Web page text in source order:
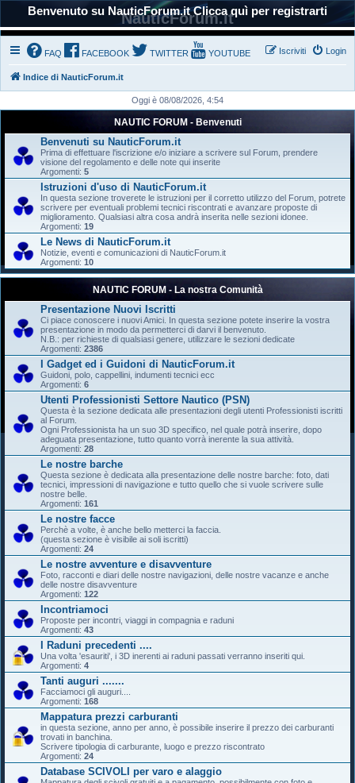
Benvenuto su NauticForum.it Clicca quì per registrarti
NauticForum.it
FAQ FACEBOOK TWITTER YOUTUBE Login
Iscriviti
Indice di NauticForum.it
Oggi è 08/08/2026, 4:54
NAUTIC FORUM - Benvenuti
Benvenuti su NauticForum.it
Prima di effettuare l'iscrizione e/o iniziare a scrivere sul Forum, prendere
visione del regolamento e delle note qui inserite
Argomenti: 5
Istruzioni d'uso di NauticForum.it
In questa sezione troverete le istruzioni per il corretto utilizzo del Forum, potrete
scrivere per eventuali problemi tecnici riscontrati e avanzare proposte di
miglioramento. Qualsiasi altra cosa andrà inserita nelle sezioni idonee.
Argomenti: 19
Le News di NauticForum.it
Notizie, eventi e comunicazioni di NauticForum.it
Argomenti: 10
NAUTIC FORUM - La nostra Comunità
Presentazione Nuovi Iscritti
Ci piace conoscere i nuovi Amici. In questa sezione potete inserire la vostra
presentazione in modo da permetterci di darvi il benvenuto.
N.B.: per richieste di qualsiasi genere, utilizzare le sezioni dedicate
Argomenti: 2386
I Gadget ed i Guidoni di NauticForum.it
Guidoni, polo, cappellini, indumenti tecnici ecc
Argomenti: 6
Utenti Professionisti Settore Nautico (PSN)
Questa è la sezione dedicata alle presentazioni degli utenti Professionisti iscritti
al Forum.
Ogni Professionista ha un suo 3D specifico, nel quale potrà inserire, dopo
adeguata presentazione, tutto quanto vorrà inerente la sua attività.
Argomenti: 28
Le nostre barche
Questa sezione è dedicata alla presentazione delle nostre barche: foto, dati
tecnici, impressioni di navigazione e tutto quello che si vuole scrivere sulle
nostre belle.
Argomenti: 161
Le nostre facce
Perchè a volte, è anche bello metterci la faccia.
(questa sezione è visibile ai soli iscritti)
Argomenti: 24
Le nostre avventure e disavventure
Foto, racconti e diari delle nostre navigazioni, delle nostre vacanze e anche
delle nostre disavventure
Argomenti: 122
Incontriamoci
Proposte per incontri, viaggi in compagnia e raduni
Argomenti: 43
I Raduni precedenti ....
Una volta 'esauriti', i 3D inerenti ai raduni passati verranno inseriti qui.
Argomenti: 4
Tanti auguri .......
Facciamoci gli auguri....
Argomenti: 168
Mappatura prezzi carburanti
in questa sezione, anno per anno, è possibile inserire il prezzo dei carburanti
trovati in banchina.
Scrivere tipologia di carburante, luogo e prezzo riscontrato
Argomenti: 24
Database SCIVOLI per varo e alaggio